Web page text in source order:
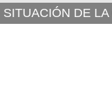
SITUACIÓN DE